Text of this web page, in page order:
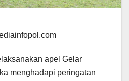
apel Gelar
menghadapi peringatan